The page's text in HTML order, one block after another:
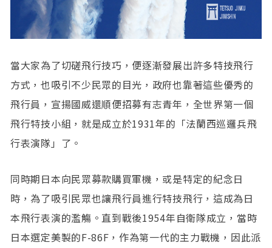
當大家為了切磋飛行技巧，便逐漸發展出許多特技飛行
方式，也吸引不少民眾的目光，政府也靠著這些優秀的
飛行員，宣揚國威還順便招募有志青年，全世界第一個
飛行特技小組，就是成立於1931年的「法蘭西巡邏兵飛
行表演隊」了。
同時期日本向民眾募款購買軍機，或是特定的紀念日
時，為了吸引民眾也讓飛行員進行特技飛行，這成為日
本飛行表演的濫觴。直到戰後1954年自衛隊成立，當時
日本選定美製的F-86F，作為第一代的主力戰機，因此派